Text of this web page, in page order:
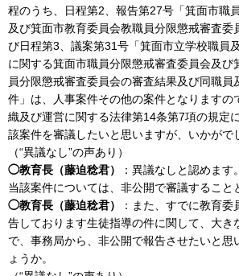
程のうち、日程第2、報告第27号「箕面市職
及び箕面市教育委員会教職員分限懲戒審査委
び日程第3、議案第31号「箕面市立学校職員
に関する箕面市職員分限懲戒審査委員会及び
員分限懲戒審査委員会の審査結果及び同職員
件」は、人事案件その他の案件となりますの
織及び運営に関する法律第14条第7項の規定
該案件を審議したいと思いますが、いかがで
（“異議なし”の声あり）
◯教育長（藤迫稔君）
：異議なしと認めます
当該案件については、非公開で審議すること
◯教育長（藤迫稔君）
：また、すでに教育
告しております生徒指導の件に関して、大き
で、事務局から、非公開で報告させたいと思
ょうか。